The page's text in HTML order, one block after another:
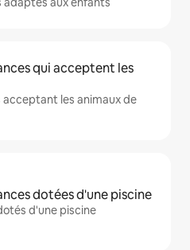
qui acceptent les
acceptant les animaux de
dotées d'une piscine
d'une piscine